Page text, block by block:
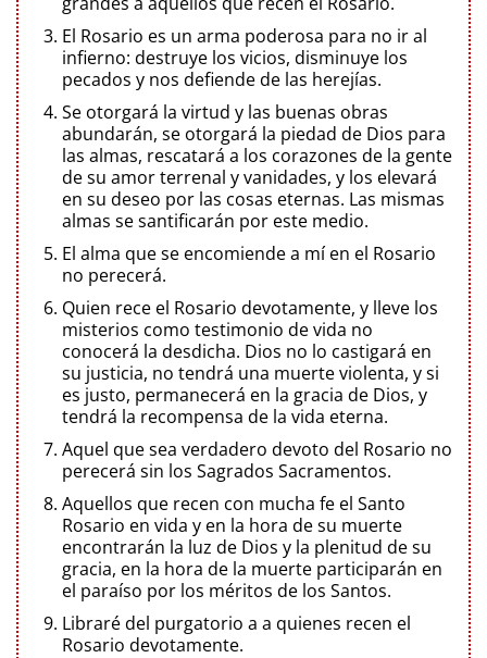
El Rosario es un arma poderosa para no ir al
infierno: destruye los vicios, disminuye los
pecados y nos defiende de las herejías.
Se otorgará la virtud y las buenas obras
abundarán, se otorgará la piedad de Dios para
las almas, rescatará a los corazones de la gente
de su amor terrenal y vanidades, y los elevará
en su deseo por las cosas eternas. Las mismas
almas se santificarán por este medio.
El alma que se encomiende a mí en el Rosario
no perecerá.
Quien rece el Rosario devotamente, y lleve los
misterios como testimonio de vida no
conocerá la desdicha. Dios no lo castigará en
su justicia, no tendrá una muerte violenta, y si
es justo, permanecerá en la gracia de Dios, y
tendrá la recompensa de la vida eterna.
Aquel que sea verdadero devoto del Rosario no
perecerá sin los Sagrados Sacramentos.
Aquellos que recen con mucha fe el Santo
Rosario en vida y en la hora de su muerte
encontrarán la luz de Dios y la plenitud de su
gracia, en la hora de la muerte participarán en
el paraíso por los méritos de los Santos.
Libraré del purgatorio a a quienes recen el
Rosario devotamente.